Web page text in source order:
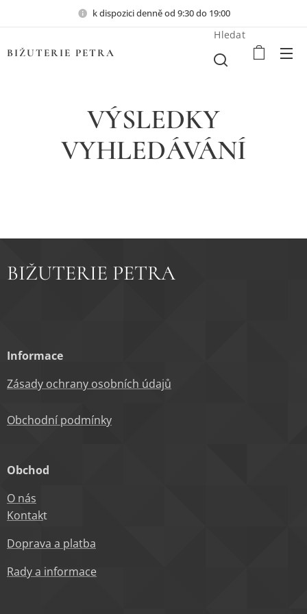
k dispozici denně od 9:30 do 19:00
BIŽUTERIE PETRA
Hledat
VÝSLEDKY
VYHLEDÁVÁNÍ
BIŽUTERIE PETRA
Informace
Zásady ochrany osobních údajů
Obchodní podmínky
Obchod
O nás
Kontakt
Doprava a platba
Rady a informace